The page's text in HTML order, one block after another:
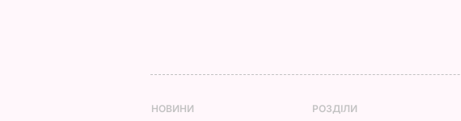
НОВИНИ РОЗДІЛИ